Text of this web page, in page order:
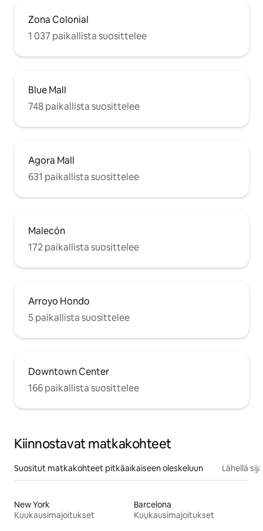
Zona Colonial
1 037 paikallista suosittelee
Blue Mall
748 paikallista suosittelee
Agora Mall
631 paikallista suosittelee
Malecón
172 paikallista suosittelee
Arroyo Hondo
5 paikallista suosittelee
Downtown Center
166 paikallista suosittelee
Kiinnostavat matkakohteet
Suositut matkakohteet pitkäaikaiseen oleskeluun Lähellä
New York
Kuukausimajoitukset
Barcelona
Kuukausimajoitukset